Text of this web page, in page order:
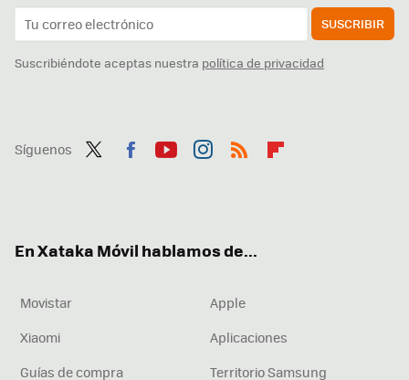
SUSCRIBIR
Suscribiéndote aceptas nuestra política de privacidad
Síguenos
En Xataka Móvil hablamos de...
Movistar
Apple
Xiaomi
Aplicaciones
Guías de compra
Territorio Samsung